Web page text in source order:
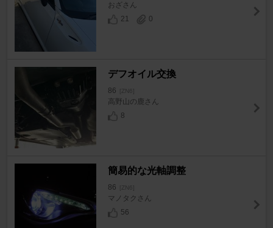
おざさん
21
0
デフオイル交換
86 [ZN6]
高野山の鹿さん
8
簡易的な光軸調整
86 [ZN6]
マノタクさん
56